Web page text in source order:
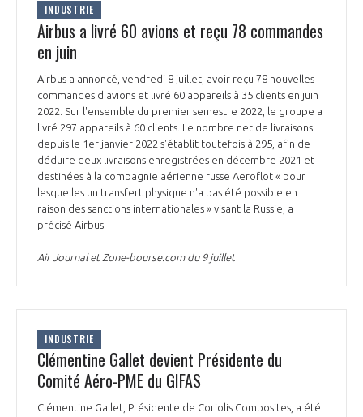
INTERNATIONALISATION
INDUSTRIE
Airbus a livré 60 avions et reçu 78 commandes
en juin
Airbus a annoncé, vendredi 8 juillet, avoir reçu 78 nouvelles
commandes d'avions et livré 60 appareils à 35 clients en juin
2022. Sur l'ensemble du premier semestre 2022, le groupe a
livré 297 appareils à 60 clients. Le nombre net de livraisons
depuis le 1er janvier 2022 s'établit toutefois à 295, afin de
déduire deux livraisons enregistrées en décembre 2021 et
destinées à la compagnie aérienne russe Aeroflot « pour
lesquelles un transfert physique n'a pas été possible en
raison des sanctions internationales » visant la Russie, a
précisé Airbus.
Air Journal et Zone-bourse.com du 9 juillet
INDUSTRIE
Clémentine Gallet devient Présidente du
Comité Aéro-PME du GIFAS
Clémentine Gallet, Présidente de Coriolis Composites, a été